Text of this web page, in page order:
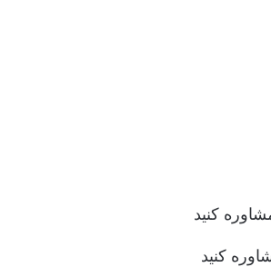
کنید